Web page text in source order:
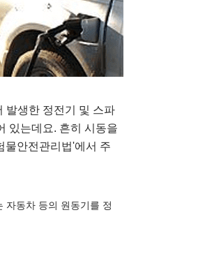
발생한 정전기 및 스파
있는데요. 흔히 시동을
물안전관리법'에서 주
동차 등의 원동기를 정